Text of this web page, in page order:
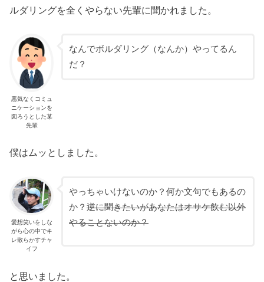
ルダリングを全くやらない先輩に聞かれました。
悪気なくコミュ
ニケーションを
図ろうとした某
先輩
なんでボルダリング（なんか）やってるん
だ？
僕はムッとしました。
愛想笑いをしな
がら心の中でキ
レ散らかすチャ
イフ
やっちゃいけないのか？何か文句でもあるの
か？逆に聞きたいがあなたはオサケ飲む以外
やることないのか？
と思いました。